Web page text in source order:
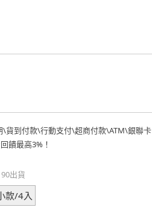
\貨到付款\行動支付\超商付款\ATM\銀聯卡
饋最高3%！
出貨
款/4入